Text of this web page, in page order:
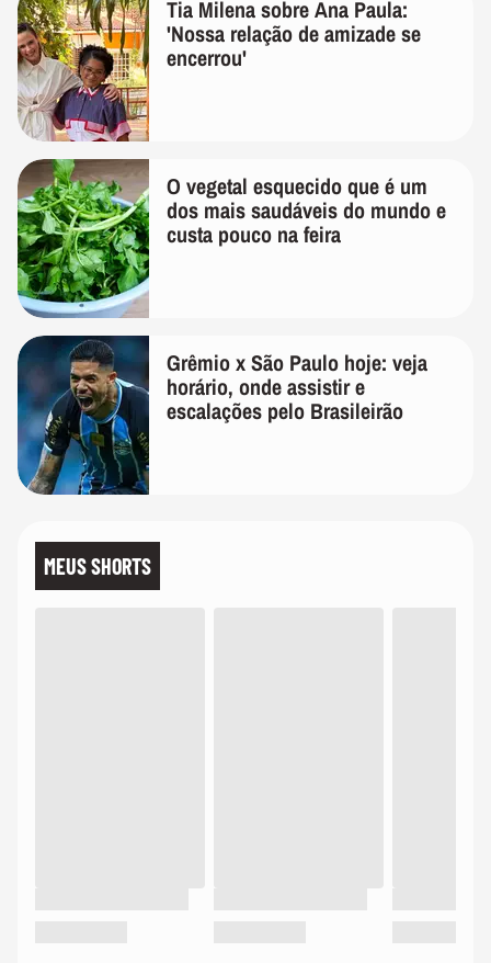
Tia Milena sobre Ana Paula:
'Nossa relação de amizade se
encerrou'
O vegetal esquecido que é um
dos mais saudáveis do mundo e
custa pouco na feira
Grêmio x São Paulo hoje: veja
horário, onde assistir e
escalações pelo Brasileirão
MEUS SHORTS